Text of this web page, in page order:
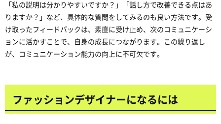
「私の説明は分かりやすいですか？」「話し方で改善できる点はあ
りますか？」など、具体的な質問をしてみるのも良い方法です。受
け取ったフィードバックは、素直に受け止め、次のコミュニケーシ
ョンに活かすことで、自身の成長につながります。この繰り返し
が、コミュニケーション能力の向上に不可欠です。
ファッションデザイナーになるには